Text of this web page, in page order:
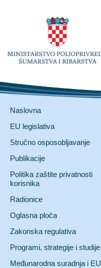
Naslovna
EU legislativa
Stručno osposobljavanje
Publikacije
Politika zaštite privatnosti
korisnika
Radionice
Oglasna ploča
Zakonska regulativa
Programi, strategije i studije
Međunarodna suradnja i EU